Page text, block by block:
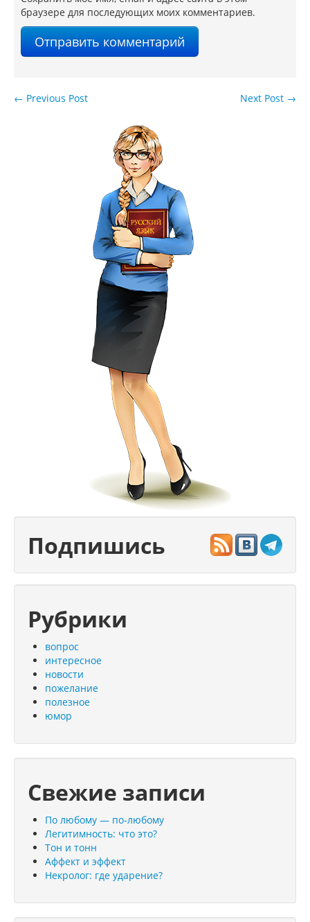
браузере для последующих моих комментариев.
Next Post →
← Previous Post
Подпишись
Рубрики
вопрос
интересное
новости
пожелание
полезное
юмор
Свежие записи
По любому — по-любому
Легитимность: что это?
Тон и тонн
Аффект и эффект
Некролог: где ударение?